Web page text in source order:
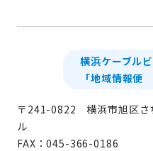
横浜ケーブル
「地域情報
〒241-0822 横浜市旭区さ
ル
FAX：045-366-0186